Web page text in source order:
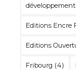
Editions Encre
Editions
Fribourg (4)